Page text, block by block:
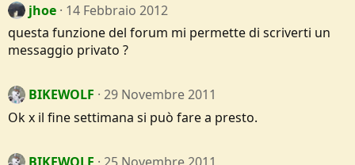
jhoe 14 Febbraio 2012
questa funzione del forum mi permette di scriverti un
messaggio privato ?
BIKEWOLF
29 Novembre 2011
Ok x il fine settimana si può fare a presto.
BIKEWOLF
25 Novembre 2011